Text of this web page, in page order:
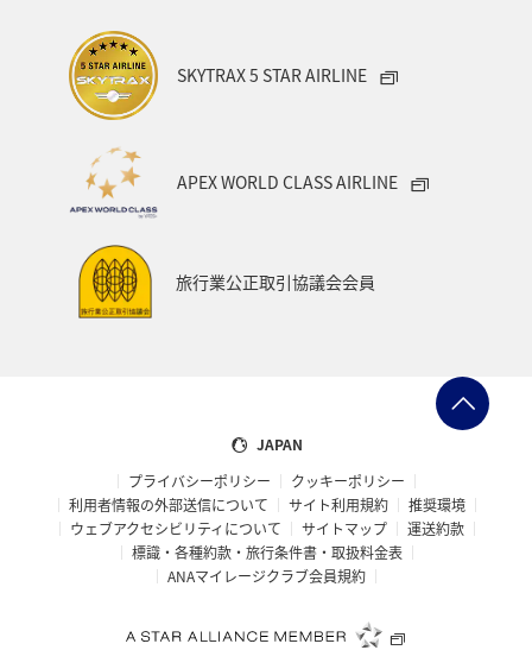
SKYTRAX 5 STAR AIRLINE
APEX WORLD CLASS AIRLINE
旅行業公正取引協議会会員
JAPAN
プライバシーポリシー
クッキーポリシー
利用者情報の外部送信について
サイト利用規約
推奨環境
ウェブアクセシビリティについて
サイトマップ
運送約款
標識・各種約款・旅行条件書・取扱料金表
ANAマイレージクラブ会員規約